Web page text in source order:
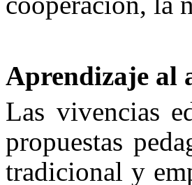
Aprendizaje al
Las vivencias
propuestas
tradicional y